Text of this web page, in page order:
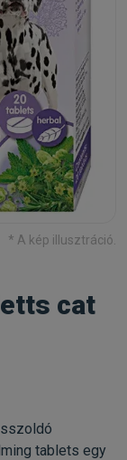
* A kép illusztráció.
cat
tablets egy